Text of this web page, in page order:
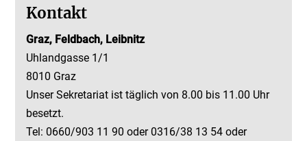
Kontakt
Graz, Feldbach, Leibnitz
Uhlandgasse 1/1
8010 Graz
Unser Sekretariat ist täglich von 8.00 bis 11.00 Uhr
besetzt.
Tel: 0660/903 11 90 oder 0316/38 13 54 oder